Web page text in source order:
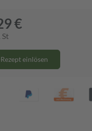
€
St
einlösen